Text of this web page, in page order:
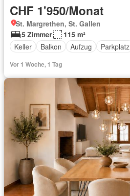
CHF 1'950/Monat
St. Margrethen, St. Gallen
5 Zimmer
115 m²
Keller
Balkon Aufzug Parkplatz
Vor 1 Woche, 1 Tag